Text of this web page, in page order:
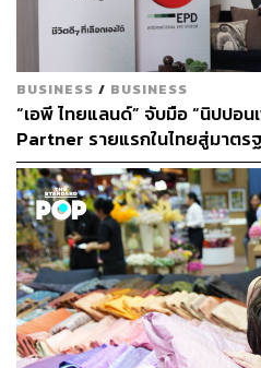
ซึ่งหากท่านใดสนใจสามารถสอ
ttps://lin.ee/Ab5VzbZพิเศษ! สำ
Preferred สามารถใช้บริการสม
LINE OA Wealth & Preferred
สิทธิพิเศษ รับบริการผู้ช่วยส่วน
ที่ปรึกษาทางการเงิน
BUSINESS / BUSINESS
“เอพี ไทยแลนด์” จับมือ “นิปปอ
Partner รายแรกในไทยสู่มาตร
International พร้อมชูแนวคิด
Global Sustainable Living
ผลกระทบต่อสิ่งแวดล้อม พร้อม